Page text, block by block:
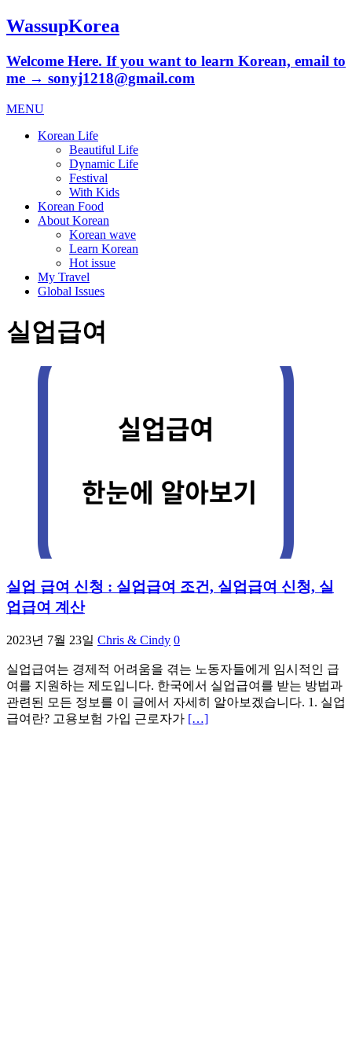
WassupKorea
Welcome Here. If you want to learn Korean, email to
me → sonyj1218@gmail.com
MENU
Korean Life
Beautiful Life
Dynamic Life
Festival
With Kids
Korean Food
About Korean
Korean wave
Learn Korean
Hot issue
My Travel
Global Issues
실업급여
실업 급여 신청 : 실업급여 조건, 실업급여 신청, 실
업급여 계산
2023년 7월 23일 Chris & Cindy 0
실업급여는 경제적 어려움을 겪는 노동자들에게 임시적인 급
여를 지원하는 제도입니다. 한국에서 실업급여를 받는 방법과
관련된 모든 정보를 이 글에서 자세히 알아보겠습니다. 1. 실업
급여란? 고용보험 가입 근로자가 […]